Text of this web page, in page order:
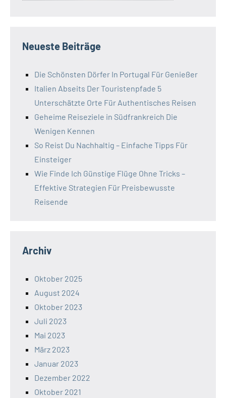
Neueste Beiträge
Die Schönsten Dörfer In Portugal Für Genießer
Italien Abseits Der Touristenpfade 5
Unterschätzte Orte Für Authentisches Reisen
Geheime Reiseziele in Südfrankreich Die
Wenigen Kennen
So Reist Du Nachhaltig – Einfache Tipps Für
Einsteiger
Wie Finde Ich Günstige Flüge Ohne Tricks –
Effektive Strategien Für Preisbewusste
Reisende
Archiv
Oktober 2025
August 2024
Oktober 2023
Juli 2023
Mai 2023
März 2023
Januar 2023
Dezember 2022
Oktober 2021